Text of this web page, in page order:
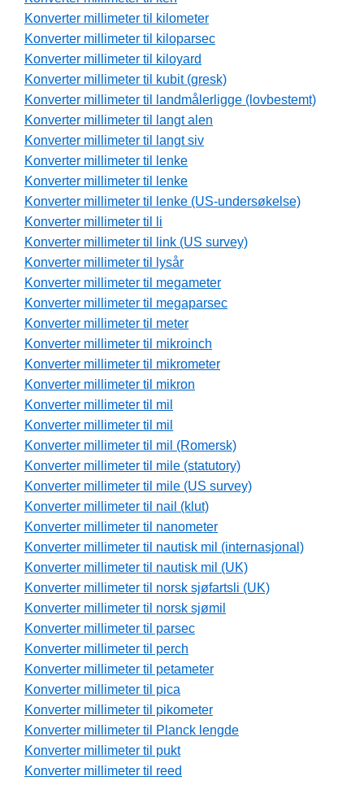
Konverter millimeter til kilometer
Konverter millimeter til kiloparsec
Konverter millimeter til kiloyard
Konverter millimeter til kubit (gresk)
Konverter millimeter til landmålerligge (lovbestemt)
Konverter millimeter til langt alen
Konverter millimeter til langt siv
Konverter millimeter til lenke
Konverter millimeter til lenke
Konverter millimeter til lenke (US-undersøkelse)
Konverter millimeter til li
Konverter millimeter til link (US survey)
Konverter millimeter til lysår
Konverter millimeter til megameter
Konverter millimeter til megaparsec
Konverter millimeter til meter
Konverter millimeter til mikroinch
Konverter millimeter til mikrometer
Konverter millimeter til mikron
Konverter millimeter til mil
Konverter millimeter til mil
Konverter millimeter til mil (Romersk)
Konverter millimeter til mile (statutory)
Konverter millimeter til mile (US survey)
Konverter millimeter til nail (klut)
Konverter millimeter til nanometer
Konverter millimeter til nautisk mil (internasjonal)
Konverter millimeter til nautisk mil (UK)
Konverter millimeter til norsk sjøfartsli (UK)
Konverter millimeter til norsk sjømil
Konverter millimeter til parsec
Konverter millimeter til perch
Konverter millimeter til petameter
Konverter millimeter til pica
Konverter millimeter til pikometer
Konverter millimeter til Planck lengde
Konverter millimeter til pukt
Konverter millimeter til reed